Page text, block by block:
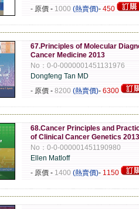
- 原價 - 1000 (熱賣價)- 450
67.Principles of Molecular
Cancer Medicine 2013
No：0-0-0000001451131976
Dongfeng Tan MD
- 原價 - 8200 (熱賣價)- 6300
68.Cancer Principles and
of Clinical Cancer Genetics 2013
No：0-0-000001451190980
Ellen Matloff
- 原價 - 1400 (熱賣價)- 1150